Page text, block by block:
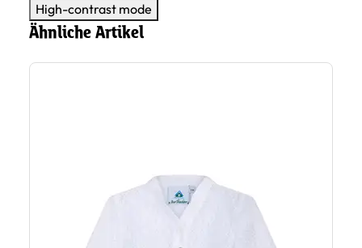
High-contrast mode
Ähnliche Artikel